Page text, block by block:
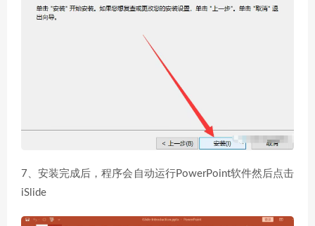
7、安装完成后，程序会自动运行PowerPoint软件然后点击
iSlide